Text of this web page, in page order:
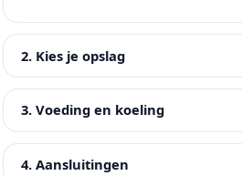
2. Kies je opslag
3. Voeding en koeling
4. Aansluitingen